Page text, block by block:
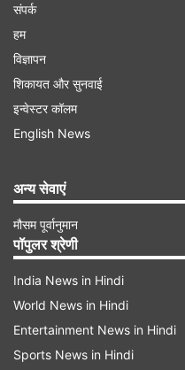
संपर्क
हम
विज्ञापन
शिकायत और सुनवाई
इन्वेस्टर कॉलम
English News
अन्य सेवाएं
मौसम पूर्वानुमान
पॉपुलर श्रेणी
India News in Hindi
World News in Hindi
Entertainment News in Hindi
Sports News in Hindi